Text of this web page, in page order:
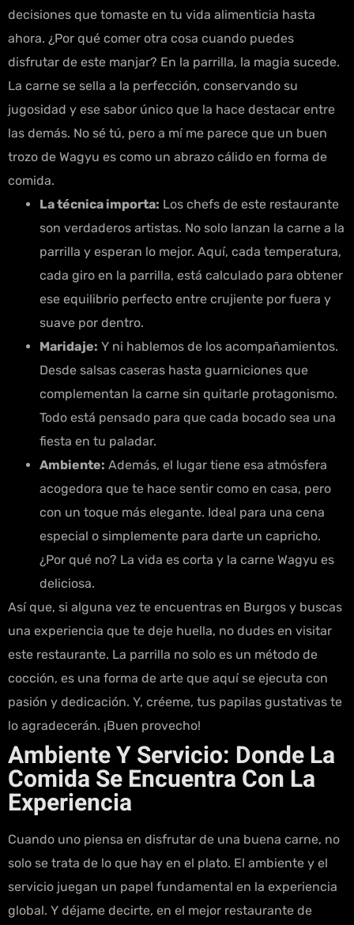
decisiones que tomaste en tu vida alimenticia hasta
ahora. ¿Por qué comer otra cosa cuando puedes
disfrutar de este manjar? En la parrilla, la magia sucede.
La carne se sella a la perfección, conservando su
jugosidad y ese sabor único que la hace destacar entre
las demás. No sé tú, pero a mí me parece que un buen
trozo de Wagyu es como un abrazo cálido en forma de
comida.
La técnica importa: Los chefs de este restaurante
son verdaderos artistas. No solo lanzan la carne a la
parrilla y esperan lo mejor. Aquí, cada temperatura,
cada giro en la parrilla, está calculado para obtener
ese equilibrio perfecto entre crujiente por fuera y
suave por dentro.
Maridaje: Y ni hablemos de los acompañamientos.
Desde salsas caseras hasta guarniciones que
complementan la carne sin quitarle protagonismo.
Todo está pensado para que cada bocado sea una
fiesta en tu paladar.
Ambiente: Además, el lugar tiene esa atmósfera
acogedora que te hace sentir como en casa, pero
con un toque más elegante. Ideal para una cena
especial o simplemente para darte un capricho.
¿Por qué no? La vida es corta y la carne Wagyu es
deliciosa.
Así que, si alguna vez te encuentras en Burgos y buscas
una experiencia que te deje huella, no dudes en visitar
este restaurante. La parrilla no solo es un método de
cocción, es una forma de arte que aquí se ejecuta con
pasión y dedicación. Y, créeme, tus papilas gustativas te
lo agradecerán. ¡Buen provecho!
Ambiente Y Servicio: Donde La
Comida Se Encuentra Con La
Experiencia
Cuando uno piensa en disfrutar de una buena carne, no
solo se trata de lo que hay en el plato. El ambiente y el
servicio juegan un papel fundamental en la experiencia
global. Y déjame decirte, en el mejor restaurante de